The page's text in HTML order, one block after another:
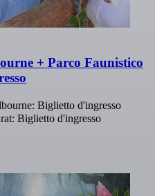
+ Parco Faunistico
Biglietto d'ingresso
Biglietto d'ingresso